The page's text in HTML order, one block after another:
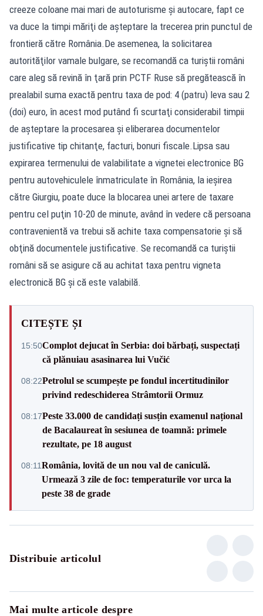
creeze coloane mai mari de autoturisme şi autocare, fapt ce
va duce la timpi măriţi de aşteptare la trecerea prin punctul de
frontieră către România.De asemenea, la solicitarea
autorităţilor vamale bulgare, se recomandă ca turiştii români
care aleg să revină în ţară prin PCTF Ruse să pregătească în
prealabil suma exactă pentru taxa de pod: 4 (patru) leva sau 2
(doi) euro, în acest mod putând fi scurtaţi considerabil timpii
de aşteptare la procesarea şi eliberarea documentelor
justificative tip chitanţe, facturi, bonuri fiscale.Lipsa sau
expirarea termenului de valabilitate a vignetei electronice BG
pentru autovehiculele înmatriculate în România, la ieşirea
către Giurgiu, poate duce la blocarea unei artere de taxare
pentru cel puţin 10-20 de minute, având în vedere că persoana
contravenientă va trebui să achite taxa compensatorie şi să
obţină documentele justificative. Se recomandă ca turiştii
români să se asigure că au achitat taxa pentru vigneta
electronică BG şi că este valabilă.
CITEȘTE ȘI
15:50Complot dejucat în Serbia: doi bărbați, suspectați
că plănuiau asasinarea lui Vučić
08:22Petrolul se scumpește pe fondul incertitudinilor
privind redeschiderea Strâmtorii Ormuz
08:17Peste 33.000 de candidați susțin examenul național
de Bacalaureat în sesiunea de toamnă: primele
rezultate, pe 18 august
08:11România, lovită de un nou val de caniculă.
Urmează 3 zile de foc: temperaturile vor urca la
peste 38 de grade
Distribuie articolul
Mai multe articole despre